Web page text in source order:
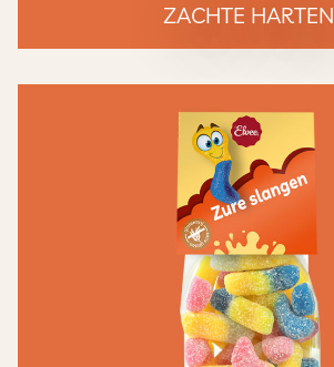
ZACHTE HARTEN